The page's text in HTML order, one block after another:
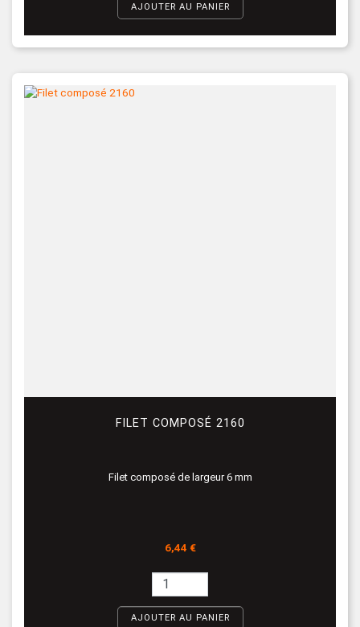
AJOUTER AU PANIER
FILET COMPOSÉ 2160
Filet composé de largeur 6 mm
Prix
6,44 €
AJOUTER AU PANIER